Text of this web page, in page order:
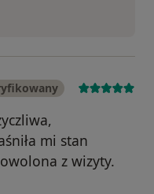
mi stan
z wizyty.